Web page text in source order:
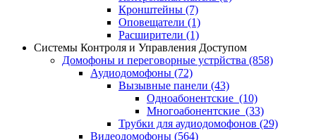
Кронштейны (7)
Оповещатели (1)
Расширители (1)
Системы Контроля и Управления Доступом
Домофоны и переговорные устрйства (858)
Аудиодомофоны (72)
Вызывные панели (43)
Одноабонентские (10)
Многоабонентские (33)
Трубки для аудиодомофонов (29)
Видеодомофоны (564)